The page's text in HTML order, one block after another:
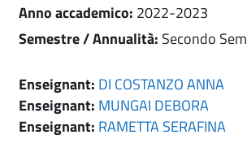
Anno accademico: 2022-2023
Semestre / Annualità: Secondo
Enseignant: DI COSTANZO ANNA
Enseignant: MUNGAI DEBORA
Enseignant: RAMETTA SERAFINA